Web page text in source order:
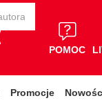
POMOC
Promocje